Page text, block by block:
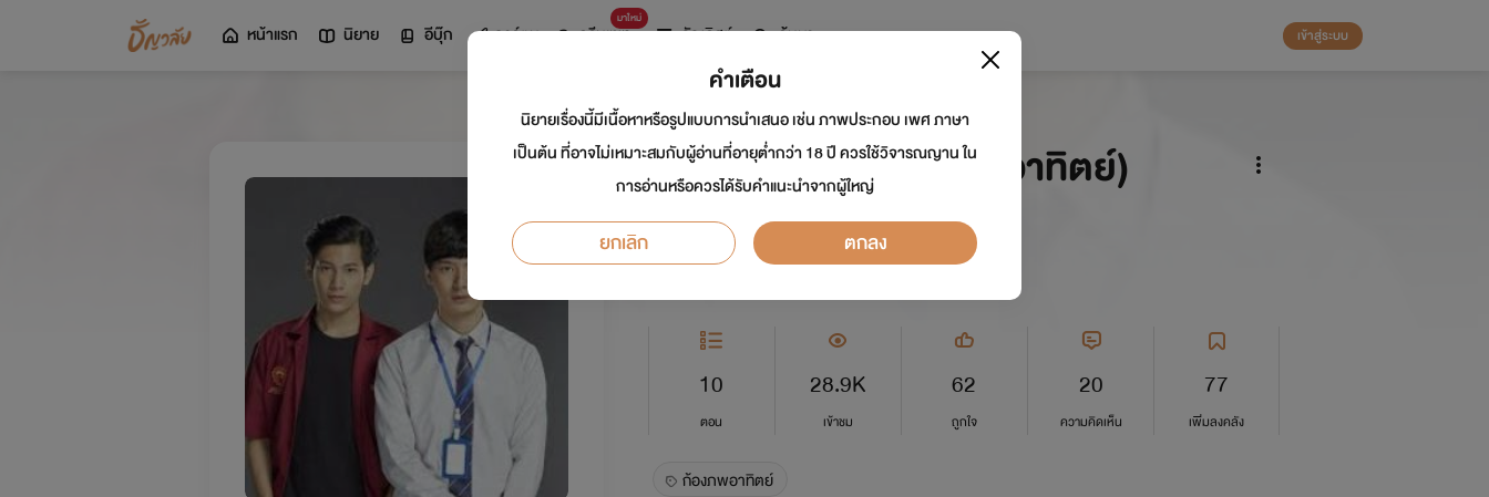
หน้าแรก นิยาย อีบุ๊ก การ์ตูน
มาใหม่
ดรีมแชท ธัญลิสต์ ค้นหา เข้าสู่ระบบ
ความเข้าใจ(ก้องภพ&อาทิตย์)
นักเขียน:น้องน้ำผึ้ง
Y
10
ตอน
28.9K
เข้าชม
62
ถูกใจ
20
ความคิดเห็น
77
เพิ่มลงคลัง
ก้องภพอาทิตย์
คำเตือน
นิยายเรื่องนี้มีเนื้อหาหรือรูปแบบการนำเสนอ เช่น ภาพประกอบ เพศ ภาษา
เป็นต้น ที่อาจไม่เหมาะสมกับผู้อ่านที่อายุต่ำกว่า 18 ปี ควรใช้วิจารณญาน ใน
การอ่านหรือควรได้รับคำแนะนำจากผู้ใหญ่
ยกเลิก ตกลง